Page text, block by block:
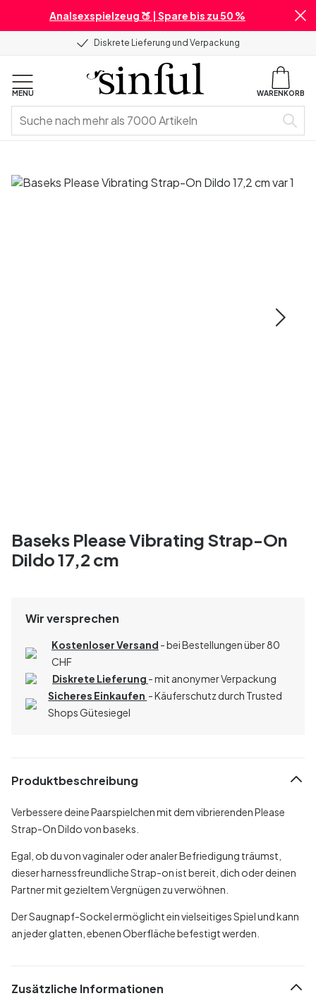
Analsexspielzeug 🍑 | Spare bis zu 50 %
Diskrete Lieferung und Verpackung
MENU WARENKORB
Baseks Please Vibrating Strap-On
Dildo 17,2 cm
Wir versprechen
Kostenloser Versand - bei Bestellungen über 80
CHF
Diskrete Lieferung - mit anonymer Verpackung
Sicheres Einkaufen - Käuferschutz durch Trusted
Shops Gütesiegel
Produktbeschreibung
Verbessere deine Paarspielchen mit dem vibrierenden Please
Strap-On Dildo von baseks.
Egal, ob du von vaginaler oder analer Befriedigung träumst,
dieser harnessfreundliche Strap-on ist bereit, dich oder deinen
Partner mit gezieltem Vergnügen zu verwöhnen.
Der Saugnapf-Sockel ermöglicht ein vielseitiges Spiel und kann
an jeder glatten, ebenen Oberfläche befestigt werden.
Zusätzliche Informationen